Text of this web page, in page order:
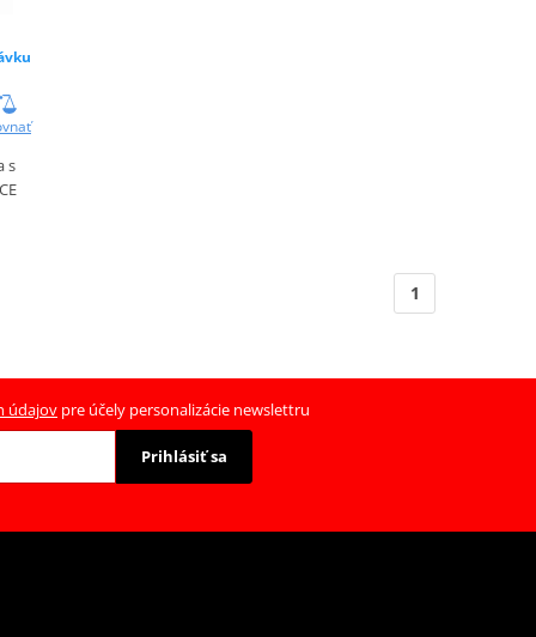
s
1
údajov pre účely personalizácie newslettru
Prihlásiť sa